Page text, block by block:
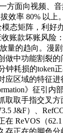
方面向视频、
效率 80% 以
模态矩阵，利
账款坏账风险
量的趋向。漫
中功能割裂的
钟耗损的token
应区域的特征
》征引
取取手指交叉
J&F）、
ReVOS（